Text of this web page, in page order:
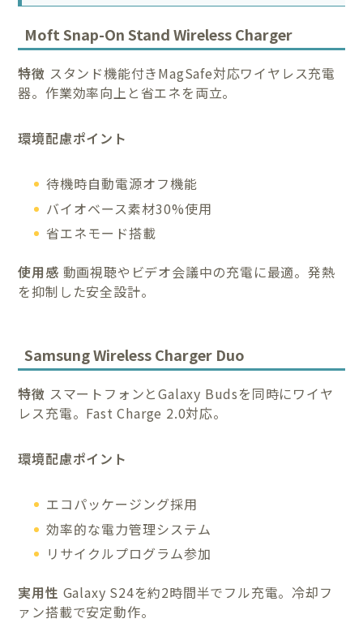
Moft Snap-On Stand Wireless Charger
特徴 スタンド機能付きMagSafe対応ワイヤレス充電
器。作業効率向上と省エネを両立。
環境配慮ポイント
待機時自動電源オフ機能
バイオベース素材30%使用
省エネモード搭載
使用感 動画視聴やビデオ会議中の充電に最適。発熱
を抑制した安全設計。
Samsung Wireless Charger Duo
特徴 スマートフォンとGalaxy Budsを同時にワイヤ
レス充電。Fast Charge 2.0対応。
環境配慮ポイント
エコパッケージング採用
効率的な電力管理システム
リサイクルプログラム参加
実用性 Galaxy S24を約2時間半でフル充電。冷却フ
ァン搭載で安定動作。